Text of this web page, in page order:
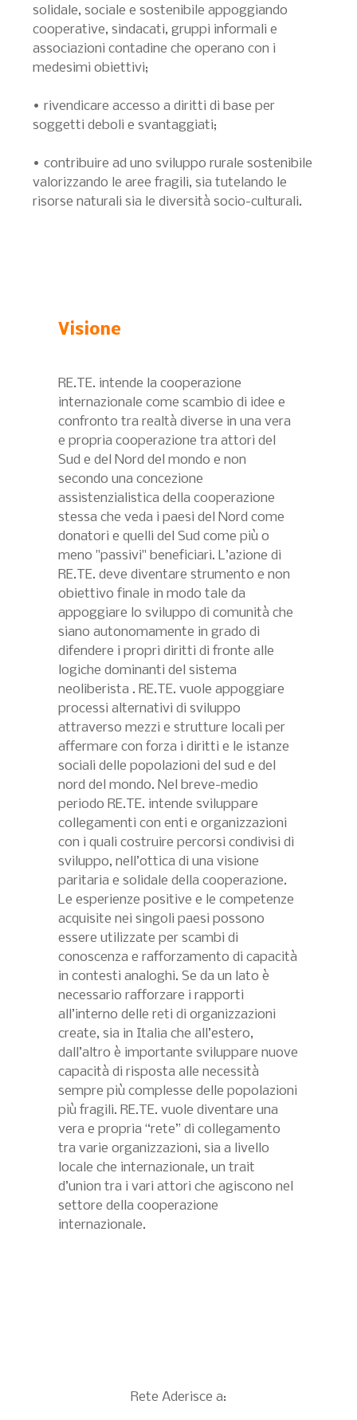
solidale, sociale e sostenibile appoggiando
cooperative, sindacati, gruppi informali e
associazioni contadine che operano con i
medesimi obiettivi;
• rivendicare accesso a diritti di base per
soggetti deboli e svantaggiati;
• contribuire ad uno sviluppo rurale sostenibile
valorizzando le aree fragili, sia tutelando le
risorse naturali sia le diversità socio-culturali.
Visione
RE.TE. intende la cooperazione
internazionale come scambio di idee e
confronto tra realtà diverse in una vera
e propria cooperazione tra attori del
Sud e del Nord del mondo e non
secondo una concezione
assistenzialistica della cooperazione
stessa che veda i paesi del Nord come
donatori e quelli del Sud come più o
meno "passivi" beneficiari. L’azione di
RE.TE. deve diventare strumento e non
obiettivo finale in modo tale da
appoggiare lo sviluppo di comunità che
siano autonomamente in grado di
difendere i propri diritti di fronte alle
logiche dominanti del sistema
neoliberista . RE.TE. vuole appoggiare
processi alternativi di sviluppo
attraverso mezzi e strutture locali per
affermare con forza i diritti e le istanze
sociali delle popolazioni del sud e del
nord del mondo. Nel breve-medio
periodo RE.TE. intende sviluppare
collegamenti con enti e organizzazioni
con i quali costruire percorsi condivisi di
sviluppo, nell’ottica di una visione
paritaria e solidale della cooperazione.
Le esperienze positive e le competenze
acquisite nei singoli paesi possono
essere utilizzate per scambi di
conoscenza e rafforzamento di capacità
in contesti analoghi. Se da un lato è
necessario rafforzare i rapporti
all’interno delle reti di organizzazioni
create, sia in Italia che all’estero,
dall’altro è importante sviluppare nuove
capacità di risposta alle necessità
sempre più complesse delle popolazioni
più fragili. RE.TE. vuole diventare una
vera e propria “rete” di collegamento
tra varie organizzazioni, sia a livello
locale che internazionale, un trait
d’union tra i vari attori che agiscono nel
settore della cooperazione
internazionale.
Rete Aderisce a: